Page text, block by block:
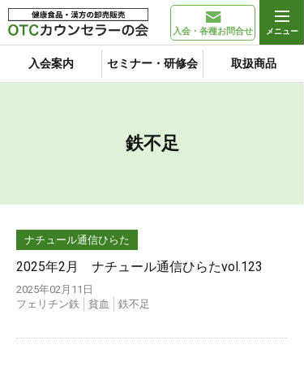
入会・各種お問合せ
入会案内 セミナー・研修会 取扱商品
鉄不足
ナチュール通信ひらた
2025年2月 ナチュール通信ひらたvol.123
2025年02月11日
フェリチン鉄
貧血 鉄不足